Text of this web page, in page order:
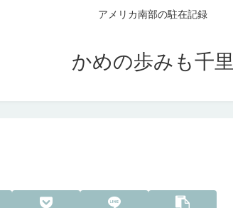
アメリカ南部の駐在記録
かめの歩みも千里